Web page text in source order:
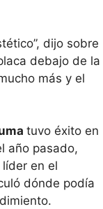
dijo sobre
debajo de la
más y el
tuvo éxito en
año pasado,
en el
dónde podía